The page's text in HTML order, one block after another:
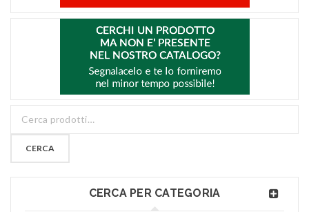
CERCA
CERCA PER CATEGORIA